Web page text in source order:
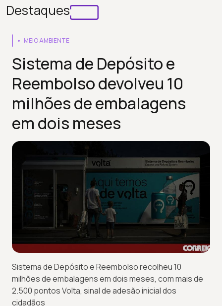
Destaques
MEIO AMBIENTE
Sistema de Depósito e
Reembolso devolveu 10
milhões de embalagens
em dois meses
Sistema de Depósito e Reembolso recolheu 10
milhões de embalagens em dois meses, com mais de
2.500 pontos Volta, sinal de adesão inicial dos
cidadãos